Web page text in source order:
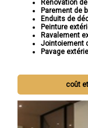
Rénovation
Parement de
Enduits de
Peinture
Ravalement
Jointoiement
Pavage
coût